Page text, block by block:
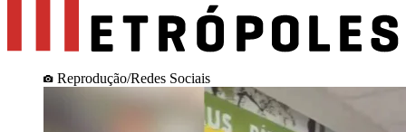
Reprodução/Redes Sociais